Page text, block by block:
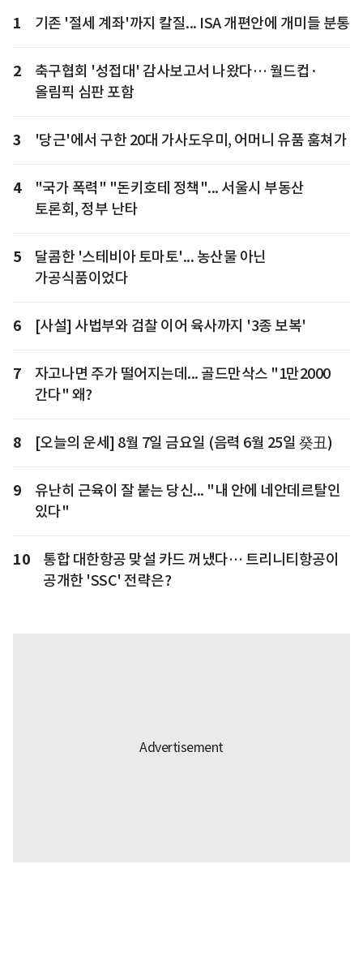
1 기존 '절세 계좌'까지 칼질... ISA 개편안에 개미들 분통
2
축구협회 '성접대' 감사보고서 나왔다… 월드컵·
올림픽 심판 포함
3 '당근'에서 구한 20대 가사도우미, 어머니 유품 훔쳐가
4
"국가 폭력" "돈키호테 정책"... 서울시 부동산
토론회, 정부 난타
5
달콤한 '스테비아 토마토'... 농산물 아닌
가공식품이었다
6 [사설] 사법부와 검찰 이어 육사까지 '3종 보복'
7
자고나면 주가 떨어지는데... 골드만삭스 "1만2000
간다" 왜?
8 [오늘의 운세] 8월 7일 금요일 (음력 6월 25일 癸丑)
9
유난히 근육이 잘 붙는 당신... "내 안에 네안데르탈인
있다"
10
통합 대한항공 맞설 카드 꺼냈다… 트리니티항공이
공개한 'SSC' 전략은?